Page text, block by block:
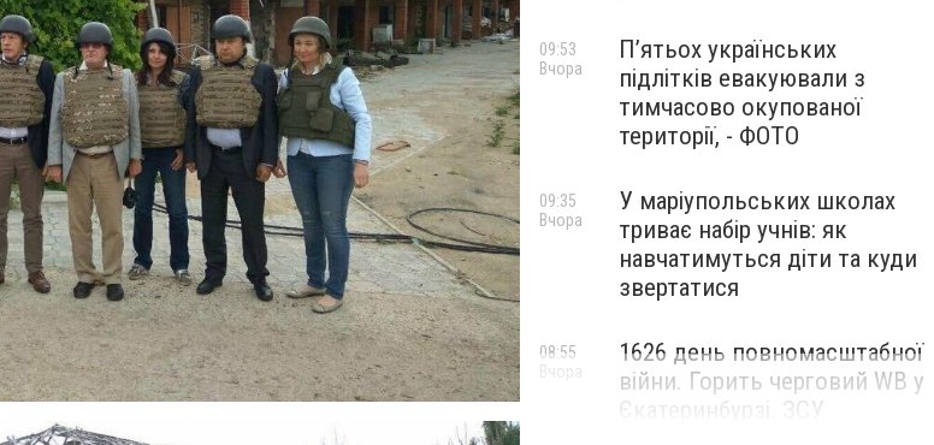
П’ятьох українських
підлітків евакуювали з
тимчасово окупованої
території, - ФОТО
09:53
Вчора
У маріупольських школах
триває набір учнів: як
навчатимуться діти та куди
звертатися
09:35
Вчора
1626 день повномасштабної
війни. Горить черговий WB у
Єкатеринбурзі. ЗСУ
08:55
Вчора